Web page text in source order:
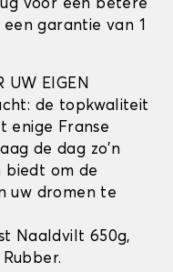
voor een betere
garantie van 1
UW EIGEN
de topkwaliteit
enige Franse
de dag zo'n
biedt om de
uw dromen te
Naaldvilt 650g,